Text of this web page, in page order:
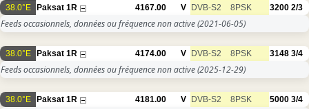
38.0°E Paksat 1R 4167.00 V DVB-S2 8PSK 3200 2/3
Feeds occasionnels, données ou fréquence non active(2021-06-05)
38.0°E Paksat 1R 4174.00 V DVB-S2 8PSK 3148 3/4
Feeds occasionnels, données ou fréquence non active(2025-12-29)
38.0°E Paksat 1R 4181.00 V DVB-S2 8PSK 5000 3/4